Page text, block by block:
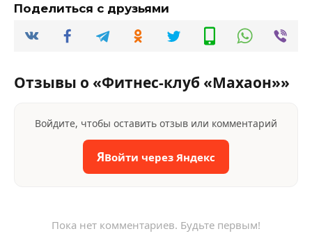
Поделиться с друзьями
Отзывы о «Фитнес-клуб «Махаон»»
Войдите, чтобы оставить отзыв или комментарий
ЯВойти через Яндекс
Пока нет комментариев. Будьте первым!